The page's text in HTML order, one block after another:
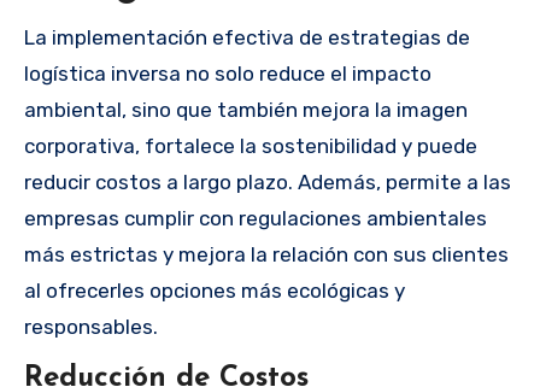
La implementación efectiva de estrategias de
logística inversa no solo reduce el impacto
ambiental, sino que también mejora la imagen
corporativa, fortalece la sostenibilidad y puede
reducir costos a largo plazo. Además, permite a las
empresas cumplir con regulaciones ambientales
más estrictas y mejora la relación con sus clientes
al ofrecerles opciones más ecológicas y
responsables.
Reducción de Costos